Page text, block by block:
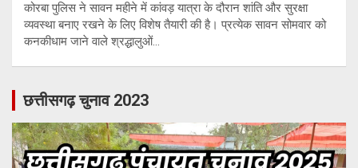
कोरबा पुलिस ने सावन महीने में कांवड़ यात्रा के दौरान शांति और सुरक्षा
व्यवस्था बनाए रखने के लिए विशेष तैयारी की है। प्रत्येक सावन सोमवार को
कनकीधाम जाने वाले श्रद्धालुओं…
छत्तीसगढ़ चुनाव 2023